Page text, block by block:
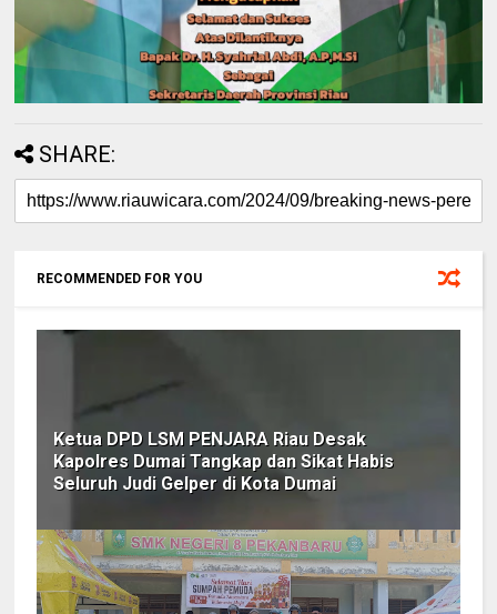
SHARE:
RECOMMENDED FOR YOU
Ketua DPD LSM PENJARA Riau Desak
Kapolres Dumai Tangkap dan Sikat Habis
Seluruh Judi Gelper di Kota Dumai